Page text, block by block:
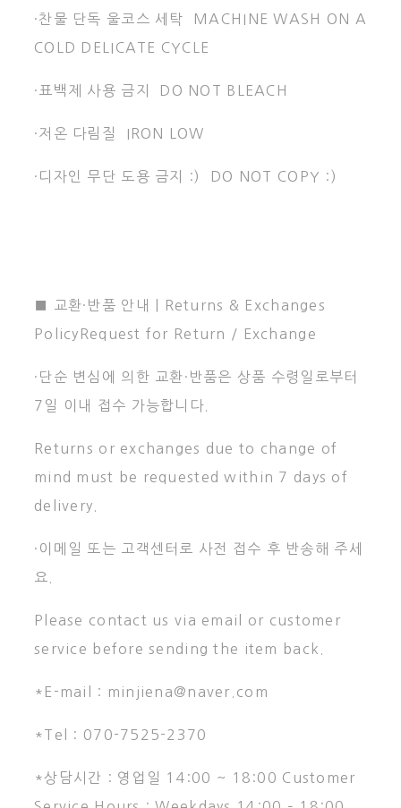
·찬물 단독 울코스 세탁 MACHINE WASH ON A
COLD DELICATE CYCLE
·표백제 사용 금지 DO NOT BLEACH
·저온 다림질 IRON LOW
·디자인 무단 도용 금지 :) DO NOT COPY :)
■ 교환·반품 안내 | Returns & Exchanges
PolicyRequest for Return / Exchange
·단순 변심에 의한 교환·반품은 상품 수령일로부터
7일 이내 접수 가능합니다.
Returns or exchanges due to change of
mind must be requested within 7 days of
delivery.
·이메일 또는 고객센터로 사전 접수 후 반송해 주세
요.
Please contact us via email or customer
service before sending the item back.
*E-mail : minjiena@naver.com
*Tel : 070-7525-2370
*상담시간 : 영업일 14:00 ~ 18:00 Customer